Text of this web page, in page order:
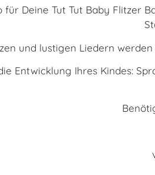
Deine Tut Tut Baby Flitzer
und lustigen Liedern
Entwicklung Ihres Kindes: